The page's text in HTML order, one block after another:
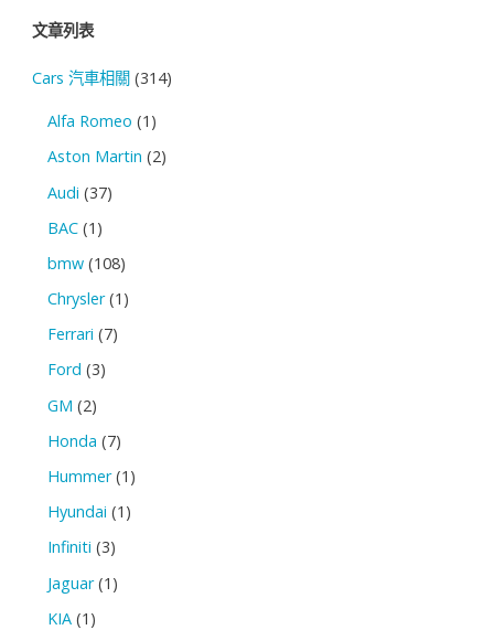
文章列表
Cars 汽車相關(314)
Alfa Romeo (1)
Aston Martin (2)
Audi (37)
BAC (1)
bmw (108)
Chrysler(1)
Ferrari (7)
Ford (3)
GM (2)
Honda (7)
Hummer(1)
Hyundai (1)
Infiniti (3)
Jaguar(1)
KIA (1)